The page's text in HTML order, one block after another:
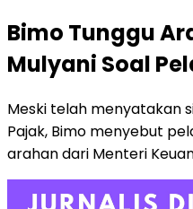
Bimo Tunggu
Mulyani Soal
Meski telah menyatakan
Pajak, Bimo menyebut
arahan dari Menteri